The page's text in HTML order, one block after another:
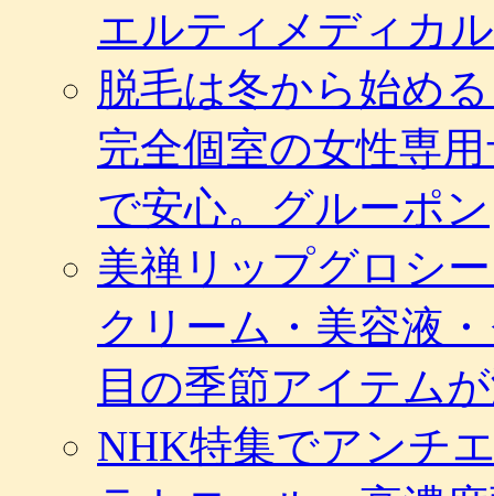
エルティメディカ
脱毛は冬から始め
完全個室の女性専
で安心。グルーポン
美禅リップグロシ
クリーム・美容液
目の季節アイテム
NHK特集でアンチ